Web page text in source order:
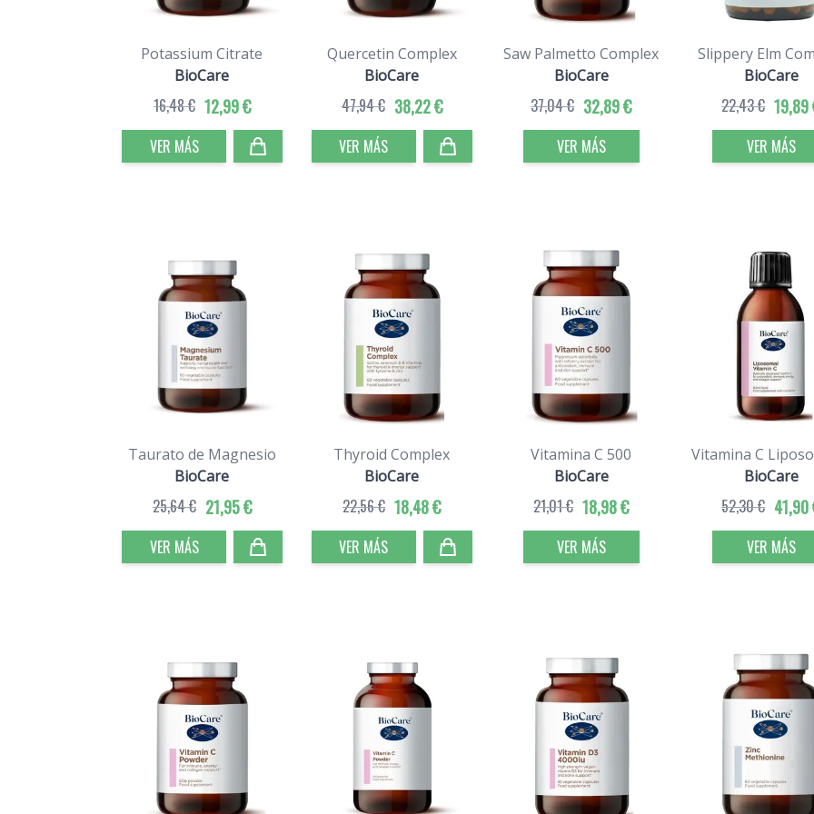
Potassium Citrate
BioCare
12,99 €
16,48 €
VER MÁS
Quercetin Complex
BioCare
38,22 €
47,94 €
VER MÁS
Saw Palmetto Complex
BioCare
32,89 €
37,04 €
VER MÁS
Slippery Elm
BioCare
19,89
22,43 €
VER MÁS
Taurato de Magnesio
BioCare
21,95 €
25,64 €
VER MÁS
Thyroid Complex
BioCare
18,48 €
22,56 €
VER MÁS
Vitamina C 500
BioCare
18,98 €
21,01 €
VER MÁS
Vitamina C
BioCare
41,90
52,30 €
VER MÁS